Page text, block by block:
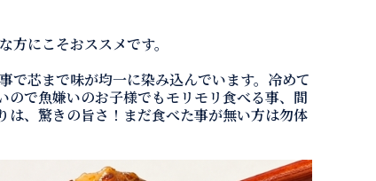
にこそおススメです。
で芯まで味が均一に染み込んでいます。冷めて
で魚嫌いのお子様でもモリモリ食べる事、間
、驚きの旨さ！まだ食べた事が無い方は勿体